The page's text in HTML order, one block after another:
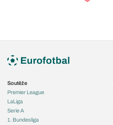
Soutěže
Premier League
LaLiga
Serie A
1. Bundesliga